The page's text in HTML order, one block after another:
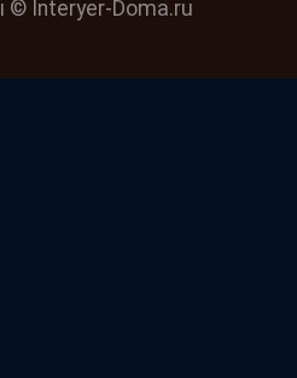
Interyer-Doma.ru